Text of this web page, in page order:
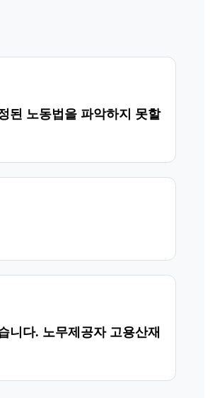
된 노동법을 파악하지 못할
니다. 노무제공자 고용산재